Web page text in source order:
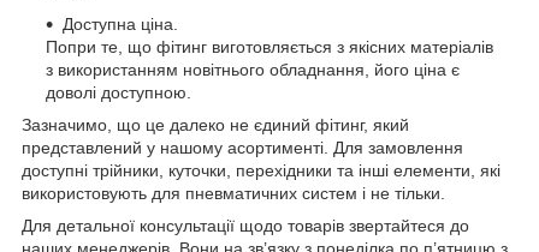
Доступна ціна.
Попри те, що фітинг виготовляється з якісних матеріалів
з використанням новітнього обладнання, його ціна є
доволі доступною.
Зазначимо, що це далеко не єдиний фітинг, який
представлений у нашому асортименті. Для замовлення
доступні трійники, куточки, перехідники та інші елементи, які
використовують для пневматичних систем і не тільки.
Для детальної консультації щодо товарів звертайтеся до